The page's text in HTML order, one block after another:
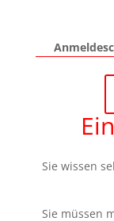
Sie wissen
Sie müssen